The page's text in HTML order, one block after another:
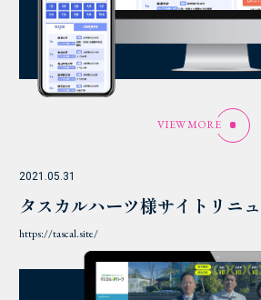
VIEW MORE
2021.05.31
タスカルハーツ様サイトリニ
https://tascal.site/